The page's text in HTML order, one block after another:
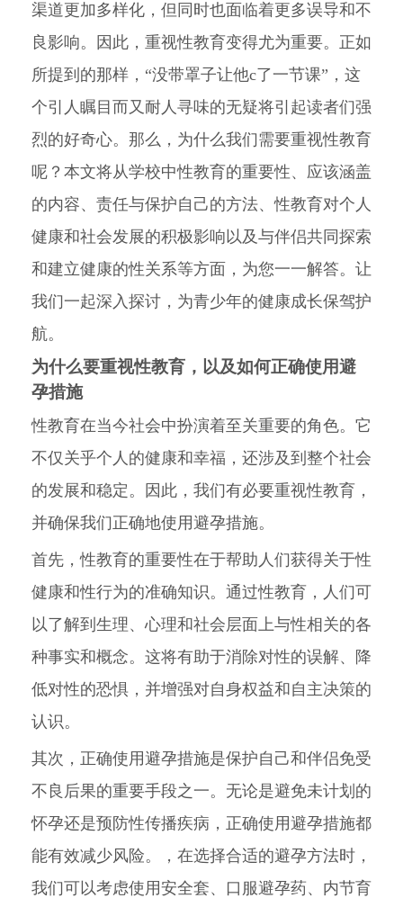
渠道更加多样化，但同时也面临着更多误导和不
良影响。因此，重视性教育变得尤为重要。正如
所提到的那样，“没带罩子让他c了一节课”，这
个引人瞩目而又耐人寻味的无疑将引起读者们强
烈的好奇心。那么，为什么我们需要重视性教育
呢？本文将从学校中性教育的重要性、应该涵盖
的内容、责任与保护自己的方法、性教育对个人
健康和社会发展的积极影响以及与伴侣共同探索
和建立健康的性关系等方面，为您一一解答。让
我们一起深入探讨，为青少年的健康成长保驾护
航。
为什么要重视性教育，以及如何正确使用避
孕措施
性教育在当今社会中扮演着至关重要的角色。它
不仅关乎个人的健康和幸福，还涉及到整个社会
的发展和稳定。因此，我们有必要重视性教育，
并确保我们正确地使用避孕措施。
首先，性教育的重要性在于帮助人们获得关于性
健康和性行为的准确知识。通过性教育，人们可
以了解到生理、心理和社会层面上与性相关的各
种事实和概念。这将有助于消除对性的误解、降
低对性的恐惧，并增强对自身权益和自主决策的
认识。
其次，正确使用避孕措施是保护自己和伴侣免受
不良后果的重要手段之一。无论是避免未计划的
怀孕还是预防性传播疾病，正确使用避孕措施都
能有效减少风险。，在选择合适的避孕方法时，
我们可以考虑使用安全套、口服避孕药、内节育